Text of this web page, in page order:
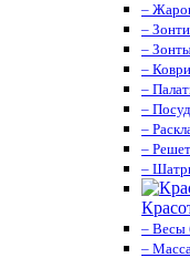
–
–
–
–
–
–
–
–
–
– Весы
–